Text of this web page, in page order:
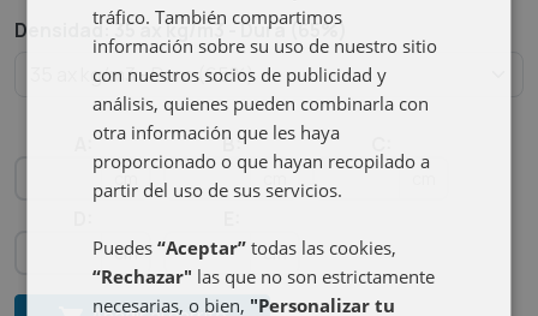
Densidad: 35 ax kg/m3 - Dura (65%)
cm
B:
cm cm
tráfico. También compartimos
información sobre su uso de nuestro sitio
con nuestros socios de publicidad y
análisis, quienes pueden combinarla con
otra información que les haya
proporcionado o que hayan recopilado a
partir del uso de sus servicios.
Puedes“Aceptar” todas las cookies,
“Rechazar" las que no son estrictamente
necesarias, o bien, "Personalizar tu